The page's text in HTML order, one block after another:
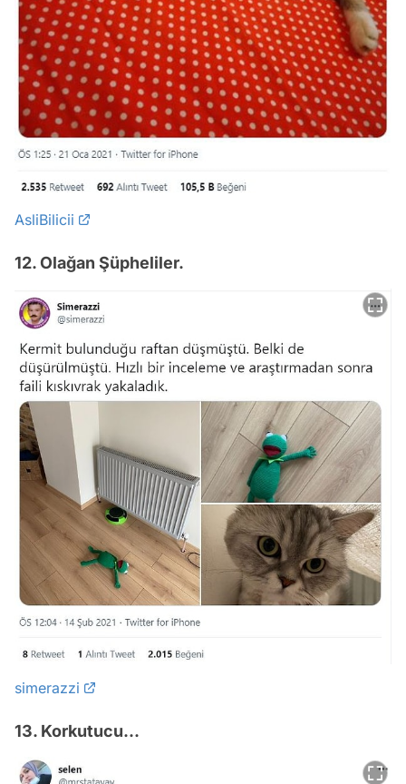
AsliBilicii
12. Olağan Şüpheliler.
simerazzi
13. Korkutucu...